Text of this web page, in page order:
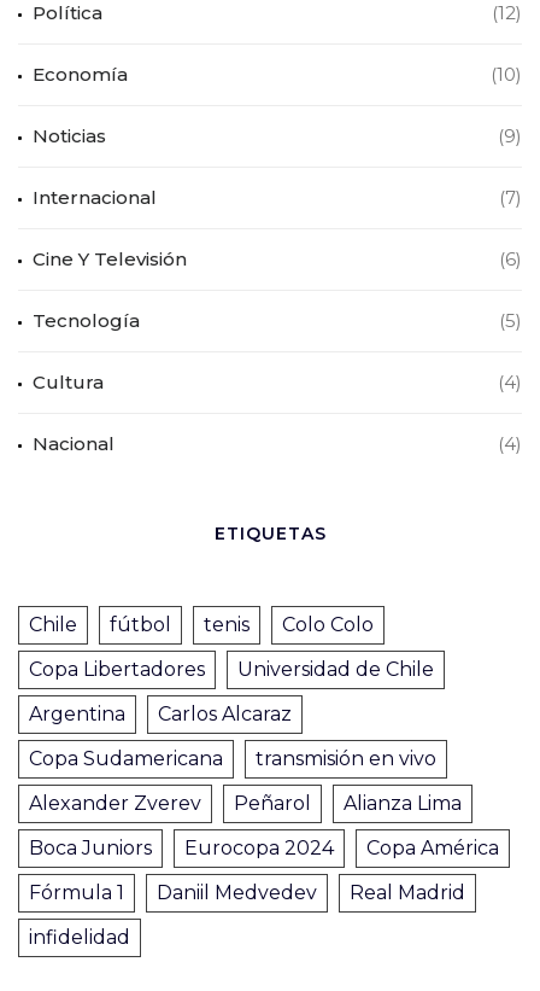
Política (12)
Economía (10)
Noticias (9)
Internacional (7)
Cine Y Televisión (6)
Tecnología (5)
Cultura (4)
Nacional (4)
ETIQUETAS
Chile fútbol tenis
Colo Colo
Copa Libertadores
Universidad de Chile
Argentina
Carlos Alcaraz
Copa Sudamericana
transmisión en vivo
Alexander Zverev
Peñarol
Alianza Lima
Boca Juniors
Eurocopa 2024
Copa América
Fórmula 1
Daniil Medvedev
Real Madrid
infidelidad